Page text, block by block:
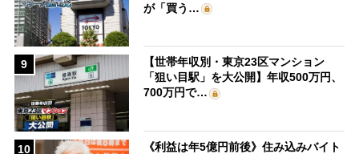
が「買う…
9
【世帯年収別・東京23区マンション
「狙い目駅」を大公開】年収500万円、
700万円で…
10 《利益は年5億円前後》住み込みバイト